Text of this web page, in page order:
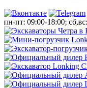
пн-пт: 09:00-18:00;